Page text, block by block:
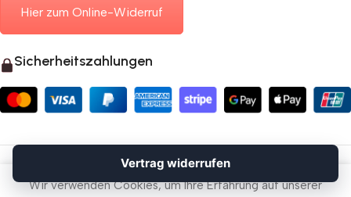
Hier zum Online-Widerruf
Sicherheitszahlungen
Wir verwenden Cookies, um Ihre Erfahrung auf unserer
Vertrag widerrufen
Vertrag widerrufen